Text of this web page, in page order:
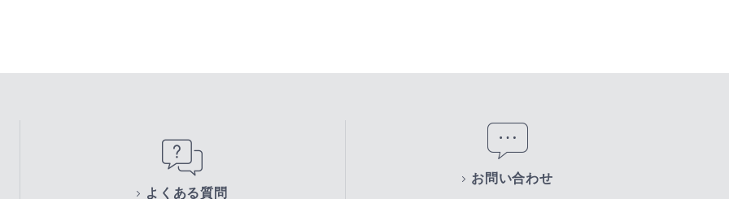
よくある質問
お問い合わせ